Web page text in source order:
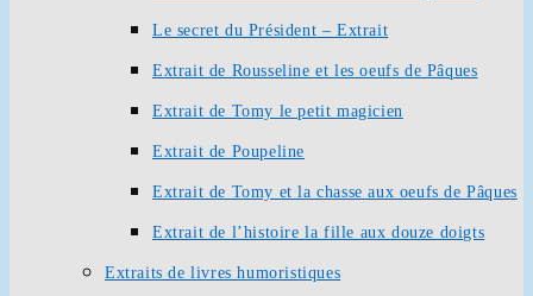
Le secret du Président – Extrait
Extrait de Rousseline et les oeufs de Pâques
Extrait de Tomy le petit magicien
Extrait de Poupeline
Extrait de Tomy et la chasse aux oeufs de Pâques
Extrait de l’histoire la fille aux douze doigts
Extraits de livres humoristiques